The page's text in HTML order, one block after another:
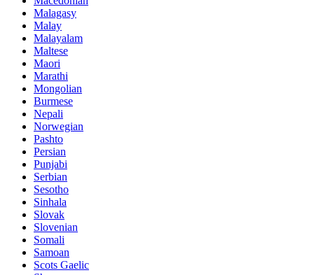
Malagasy
Malay
Malayalam
Maltese
Maori
Marathi
Mongolian
Burmese
Nepali
Norwegian
Pashto
Persian
Punjabi
Serbian
Sesotho
Sinhala
Slovak
Slovenian
Somali
Samoan
Scots Gaelic